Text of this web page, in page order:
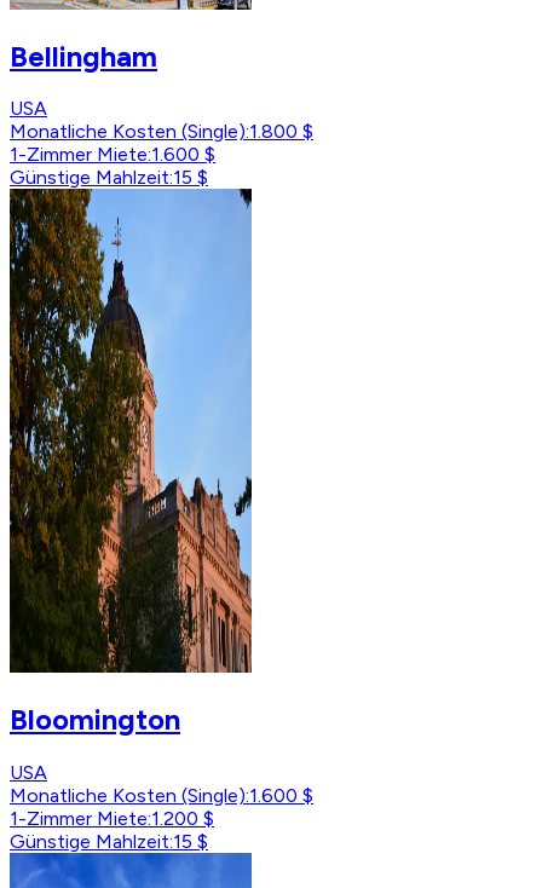
Bellingham
USA
Monatliche Kosten (Single):1.800 $
1-Zimmer Miete:1.600 $
Günstige Mahlzeit:15 $
Bloomington
USA
Monatliche Kosten (Single):1.600 $
1-Zimmer Miete:1.200 $
Günstige Mahlzeit:15 $